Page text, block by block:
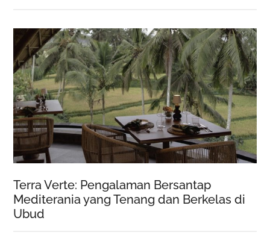
Terra Verte: Pengalaman Bersantap
Mediterania yang Tenang dan Berkelas di
Ubud